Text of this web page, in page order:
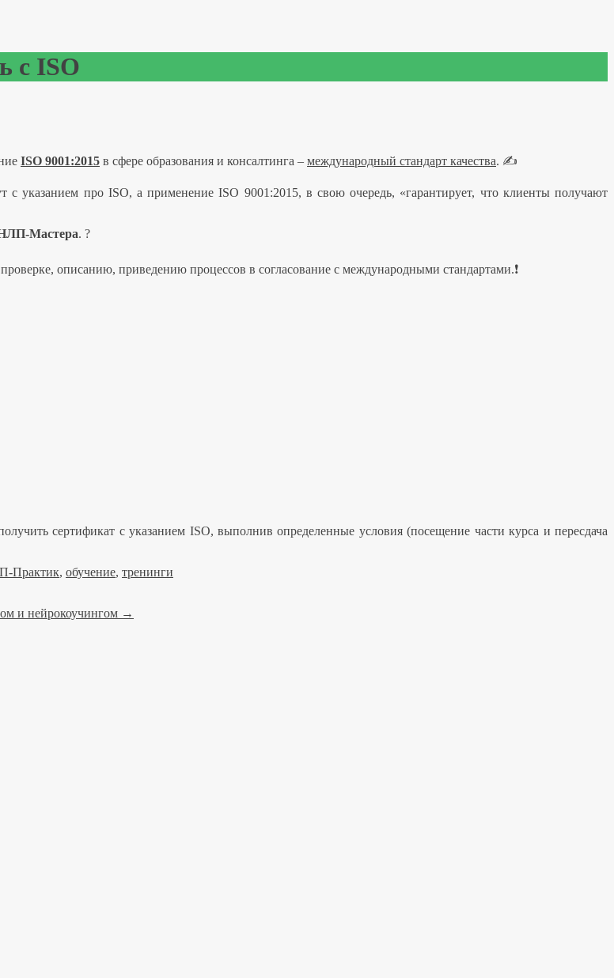
с ISO
ISO 9001:2015 в сфере образования и консалтинга – международный стандарт качества. ✍️
с указанием про ISO, а применение ISO 9001:2015, в свою очередь, «гарантирует, что клиенты получают
Мастера. ?
описанию, приведению процессов в согласование с международными стандартами.❗️
сертификат с указанием ISO, выполнив определенные условия (посещение части курса и пересдача
Практик, обучение, тренинги
и нейрокоучингом →